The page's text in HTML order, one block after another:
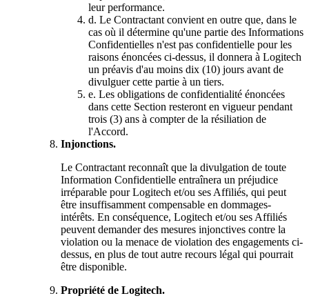
leur performance.
d. Le Contractant convient en outre que, dans le
cas où il détermine qu'une partie des Informations
Confidentielles n'est pas confidentielle pour les
raisons énoncées ci-dessus, il donnera à Logitech
un préavis d'au moins dix (10) jours avant de
divulguer cette partie à un tiers.
e. Les obligations de confidentialité énoncées
dans cette Section resteront en vigueur pendant
trois (3) ans à compter de la résiliation de
l'Accord.
Injonctions.
Le Contractant reconnaît que la divulgation de toute
Information Confidentielle entraînera un préjudice
irréparable pour Logitech et/ou ses Affiliés, qui peut
être insuffisamment compensable en dommages-
intérêts. En conséquence, Logitech et/ou ses Affiliés
peuvent demander des mesures injonctives contre la
violation ou la menace de violation des engagements ci-
dessus, en plus de tout autre recours légal qui pourrait
être disponible.
Propriété de Logitech.